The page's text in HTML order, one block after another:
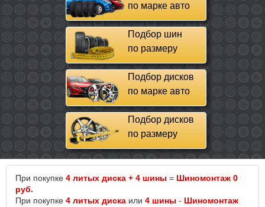
по марке авто
Подбор шин
по размеру
Подбор дисков
по марке авто
Подбор дисков
по размеру
При покупке 4 литых диска + 4 шины = Шиномонтаж 0
руб.
При покупке 4 литых диска или 4 шины - Шиномонтаж